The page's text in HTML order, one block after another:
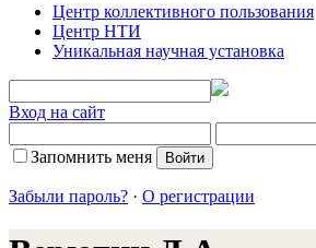
Центр коллективного пользования
Центр НТИ
Уникальная научная установка
Вход на сайт
Запомнить меня
Забыли пароль? · О регистрации